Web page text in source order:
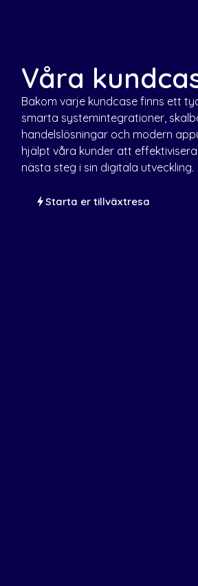
Våra
Bakom varje kundcase finns ett
smarta systemintegrationer,
handelslösningar och modern
hjälpt våra kunder att
nästa steg i sin digitala utveckling.
Starta er tillväxtresa